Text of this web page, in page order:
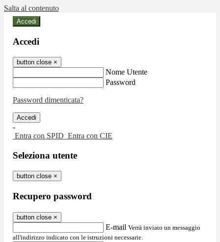
Salta al contenuto
Accedi
Accedi
button close ×
Nome Utente
Password
Password dimenticata?
-
Entra con SPID Entra con CIE
Seleziona utente
button close ×
Recupero password
button close ×
E-mail Verrà inviato un messaggio
all'indirizzo indicato con le istruzioni necessarie.